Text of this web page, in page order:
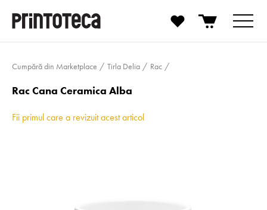
Cumpără din Marketplace Tirla Delia Rac
Rac Cana Ceramica Alba
Fii primul care a revizuit acest articol